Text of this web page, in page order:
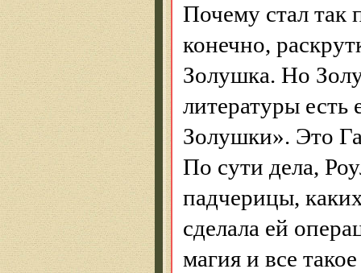
Почему стал так
конечно,
Золушка. Но
литературы
Золушки». Это
По сути дела,
падчерицы,
сделала ей
магия и все